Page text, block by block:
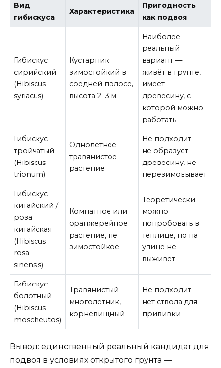
Вид
гибискуса
Характеристика
Пригодность
как подвоя
Гибискус
сирийский
(Hibiscus
syriacus)
Кустарник,
зимостойкий в
средней полосе,
высота 2–3 м
Наиболее
реальный
вариант —
живёт в грунте,
имеет
древесину, с
которой можно
работать
Гибискус
тройчатый
(Hibiscus
trionum)
Однолетнее
травянистое
растение
Не подходит —
не образует
древесину, не
перезимовывает
Гибискус
китайский /
роза
китайская
(Hibiscus
rosa-
sinensis)
Комнатное или
оранжерейное
растение, не
зимостойкое
Теоретически
можно
попробовать в
теплице, но на
улице не
выживет
Гибискус
болотный
(Hibiscus
moscheutos)
Травянистый
многолетник,
корневищный
Не подходит —
нет ствола для
прививки
Вывод: единственный реальный кандидат для
подвоя в условиях открытого грунта —